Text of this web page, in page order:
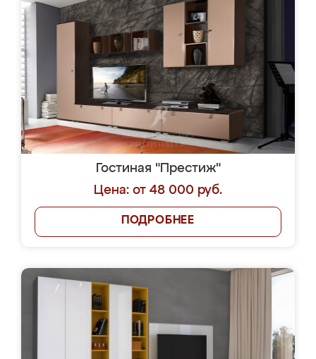
Гостиная "Престиж"
Цена: от 48 000 руб.
ПОДРОБНЕЕ